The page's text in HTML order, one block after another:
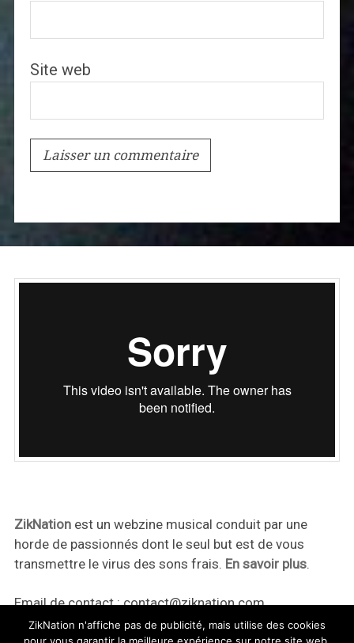
Site web
ZikNationest un webzine musical conduit par une
horde de passionnés dont le seul but est de vous
transmettre le virus des sons frais. En savoir plus.
Email de contact :contact@ziknation.com
ZikNation n'affiche pas de publicité, mais utilise des cookies